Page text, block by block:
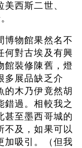
西斯二世、
博物館果然名不
何對古埃及有興
館裝修陳舊，燈
多展品缺乏介
的木乃伊竟然胡
錯過。相較我之
甚至墨西哥城的
不及，如果可以
加吸引。（但我